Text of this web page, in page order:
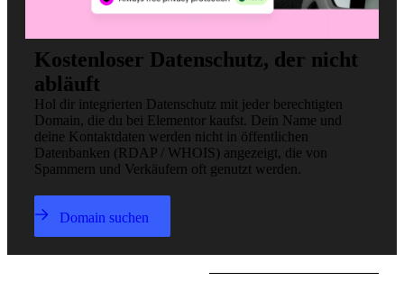
Kostenloser Datenschutz, der nicht
abläuft
Hol dir integrierten Datenschutz mit jeder berechtigten
Domain, die du bei Elementor kaufst. Dein Name und
deine Kontaktdaten werden nicht in öffentlichen
Datenbanken (RDAP / WHOIS) angezeigt, die von
Spammern und Verkäufern oft genutzt werden.
Domain suchen